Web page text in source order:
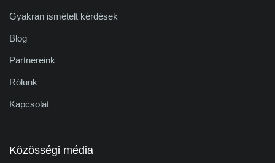
Gyakran ismételt kérdések
Blog
Partnereink
Rólunk
Kapcsolat
Közösségi média